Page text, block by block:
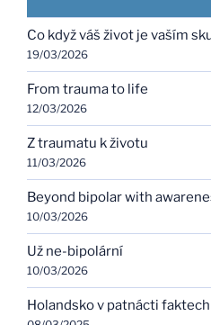
Co když váš život je vaším
19/03/2026
From trauma to life
12/03/2026
Z traumatu k životu
11/03/2026
Beyond bipolar with
10/03/2026
Už ne-bipolární
10/03/2026
Holandsko v patnácti faktech